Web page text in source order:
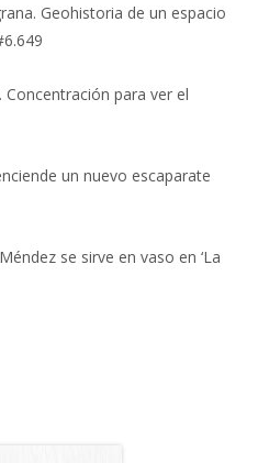
Geohistoria de un espacio
para ver el
un nuevo escaparate
se sirve en vaso en ‘La